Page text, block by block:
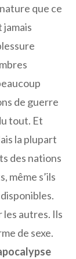
que ce
jamais
de guerre
tout. Et
la plupart
des nations
même s’ils
autres. Ils
de sexe.